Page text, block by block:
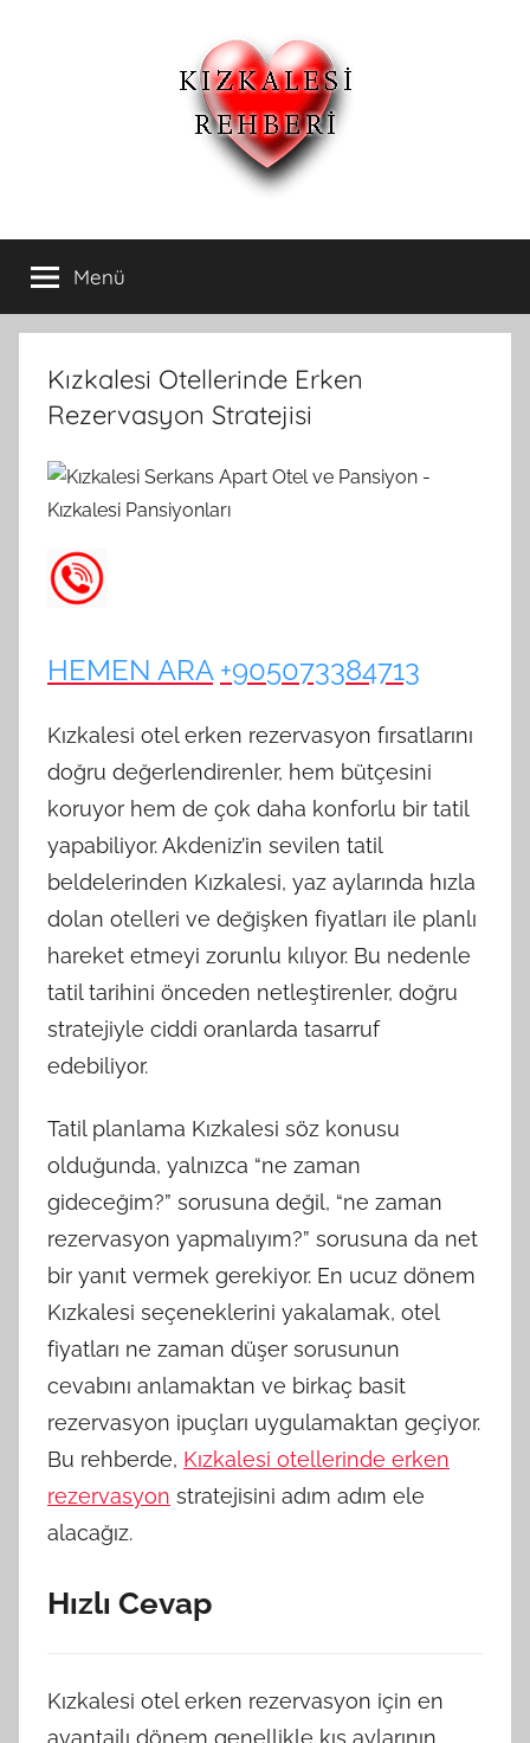
Kızkalesi
Otelleri
ve
Kızkalesi
Pansiyonları
Pansiyon,Otel
ve
Apart
Oteller
Menü
Kızkalesi Otellerinde Erken
Rezervasyon Stratejisi
HEMEN ARA +905073384713
Kızkalesi otel erken rezervasyon fırsatlarını
doğru değerlendirenler, hem bütçesini
koruyor hem de çok daha konforlu bir tatil
yapabiliyor. Akdeniz’in sevilen tatil
beldelerinden Kızkalesi, yaz aylarında hızla
dolan otelleri ve değişken fiyatları ile planlı
hareket etmeyi zorunlu kılıyor. Bu nedenle
tatil tarihini önceden netleştirenler, doğru
stratejiyle ciddi oranlarda tasarruf
edebiliyor.
Tatil planlama Kızkalesi söz konusu
olduğunda, yalnızca “ne zaman
gideceğim?” sorusuna değil, “ne zaman
rezervasyon yapmalıyım?” sorusuna da net
bir yanıt vermek gerekiyor. En ucuz dönem
Kızkalesi seçeneklerini yakalamak, otel
fiyatları ne zaman düşer sorusunun
cevabını anlamaktan ve birkaç basit
rezervasyon ipuçları uygulamaktan geçiyor.
Bu rehberde, Kızkalesi otellerinde erken
rezervasyon stratejisini adım adım ele
alacağız.
Hızlı Cevap
Kızkalesi otel erken rezervasyon için en
avantajlı dönem genellikle kış aylarının